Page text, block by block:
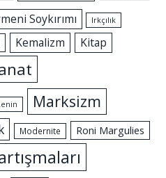
Soykırımı Irkçılık
Kemalizm Kitap
Marksizm
Modernite Roni Margulies